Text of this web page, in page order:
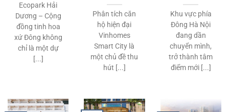
Ecopark Hải
Dương – Cộng
đồng tinh hoa
xứ Đông không
chỉ là một dự
[...]
Phân tích căn
hộ hiện đại
Vinhomes
Smart City là
một chủ đề thu
hút [...]
Khu vực phía
Đông Hà Nội
đang dần
chuyển mình,
trở thành tâm
điểm mới [...]